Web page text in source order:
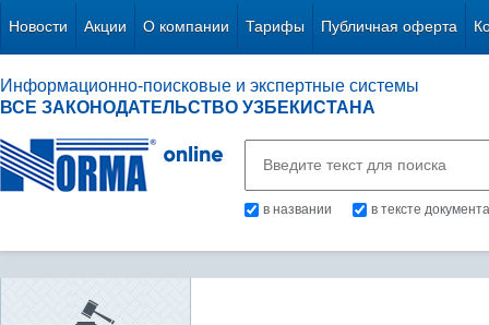
Новости Акции О компании Тарифы Публичная оферта
Информационно-поисковые и экспертные системы
ВСЕ ЗАКОНОДАТЕЛЬСТВО УЗБЕКИСТАНА
в названии в тексте документа